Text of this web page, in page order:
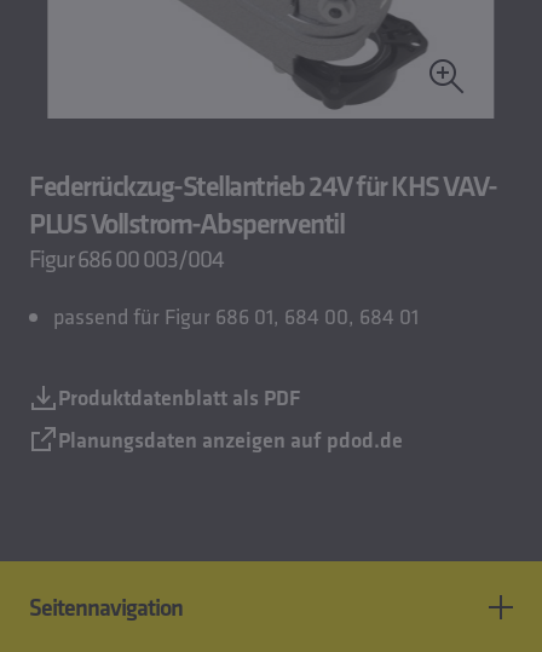
Federrückzug-Stellantrieb 24V für KHS VAV-
PLUS Vollstrom-Absperrventil
Figur 686 00 003/004
passend für Figur 686 01, 684 00, 684 01
Produktdatenblatt als PDF
Planungsdaten anzeigen auf pdod.de
Seitennavigation